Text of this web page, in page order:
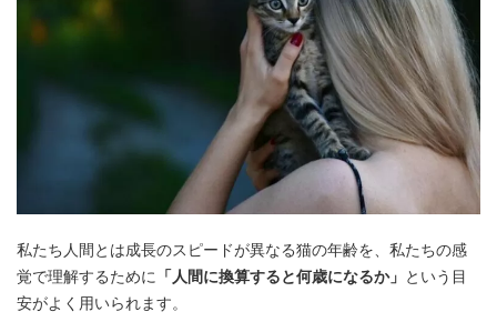
私たち人間とは成長のスピードが異なる猫の年齢を、私たちの感
覚で理解するために 「人間に換算すると何歳になるか」 という目
安がよく用いられます。